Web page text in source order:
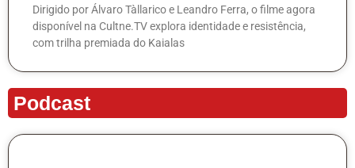
Dirigido por Álvaro Tàllarico e Leandro Ferra, o filme agora
disponível na Cultne.TV explora identidade e resistência,
com trilha premiada do Kaialas
Podcast